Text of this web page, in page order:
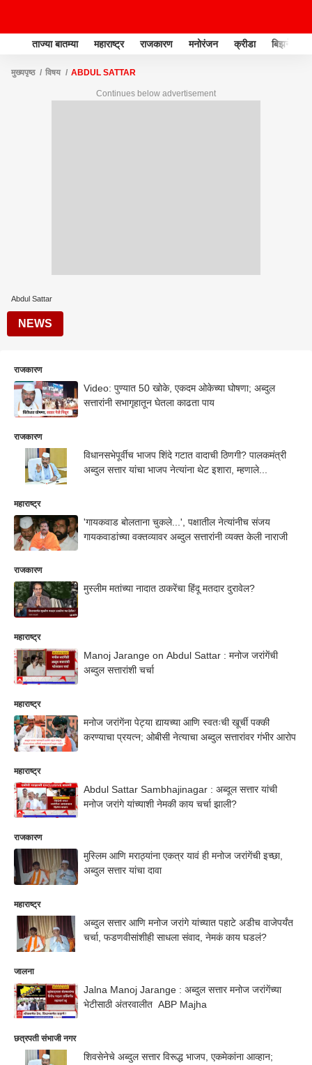
ताज्या बातम्या महाराष्ट्र राजकारण मनोरंजन क्रीडा बिझनेस
मुख्यपृष्ठ विषय ABDUL SATTAR
Continues below advertisement
Abdul Sattar
NEWS
राजकारण
Video: पुण्यात 50 खोके, एकदम ओकेच्या घोषणा; अब्दुल
सत्तारांनी सभागृहातून घेतला काढता पाय
राजकारण
विधानसभेपूर्वीच भाजप शिंदे गटात वादाची ठिणगी? पालकमंत्री
अब्दुल सत्तार यांचा भाजप नेत्यांना थेट इशारा, म्हणाले...
महाराष्ट्र
'गायकवाड बोलताना चुकले...', पक्षातील नेत्यांनीच संजय
गायकवाडांच्या वक्तव्यावर अब्दुल सत्तारांनी व्यक्त केली नाराजी
राजकारण
मुस्लीम मतांच्या नादात ठाकरेंचा हिंदू मतदार दुरावेल?
महाराष्ट्र
Manoj Jarange on Abdul Sattar : मनोज जरांगेंची
अब्दुल सत्तारांशी चर्चा
महाराष्ट्र
मनोज जरांगेंना पेट्या द्यायच्या आणि स्वतःची खूर्ची पक्की
करण्याचा प्रयत्न; ओबीसी नेत्याचा अब्दुल सत्तारांवर गंभीर आरोप
महाराष्ट्र
Abdul Sattar Sambhajinagar : अब्दूल सत्तार यांची
मनोज जरांगे यांच्याशी नेमकी काय चर्चा झाली?
राजकारण
मुस्लिम आणि मराठ्यांना एकत्र यावं ही मनोज जरांगेंची इच्छा,
अब्दुल सत्तार यांचा दावा
महाराष्ट्र
अब्दुल सत्तार आणि मनोज जरांगे यांच्यात पहाटे अडीच वाजेपर्यंत
चर्चा, फडणवीसांशीही साधला संवाद, नेमकं काय घडलं?
जालना
Jalna Manoj Jarange : अब्दुल सत्तार मनोज जरांगेंच्या
भेटीसाठी अंतरवालीत ABP Majha
छत्रपती संभाजी नगर
शिवसेनेचे अब्दुल सत्तार विरूद्ध भाजप, एकमेकांना आव्हान;